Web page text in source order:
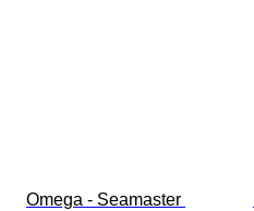
Omega - Seamaster